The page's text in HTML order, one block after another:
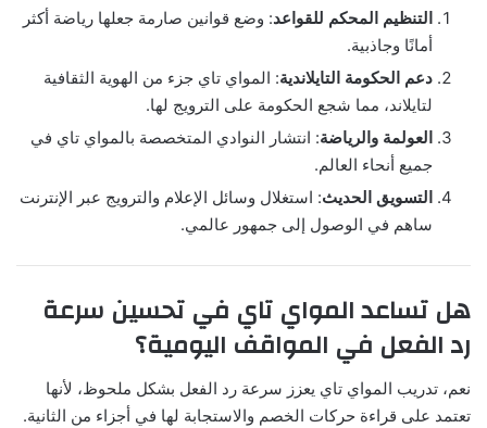
التنظيم المحكم للقواعد: وضع قوانين صارمة جعلها رياضة أكثر
أمانًا وجاذبية.
دعم الحكومة التايلاندية: المواي تاي جزء من الهوية الثقافية
لتايلاند، مما شجع الحكومة على الترويج لها.
العولمة والرياضة: انتشار النوادي المتخصصة بالمواي تاي في
جميع أنحاء العالم.
التسويق الحديث: استغلال وسائل الإعلام والترويج عبر الإنترنت
ساهم في الوصول إلى جمهور عالمي.
هل تساعد المواي تاي في تحسين سرعة
رد الفعل في المواقف اليومية؟
نعم، تدريب المواي تاي يعزز سرعة رد الفعل بشكل ملحوظ، لأنها
تعتمد على قراءة حركات الخصم والاستجابة لها في أجزاء من الثانية.